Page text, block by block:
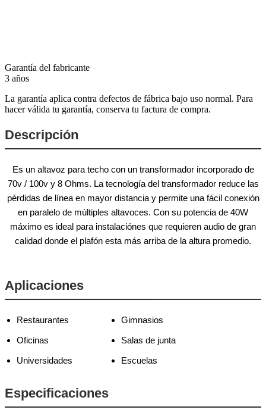
Garantía del fabricante
3 años
La garantía aplica contra defectos de fábrica bajo uso normal. Para
hacer válida tu garantía, conserva tu factura de compra.
Descripción
Es un altavoz para techo con un transformador incorporado de
70v / 100v y 8 Ohms. La tecnología del transformador reduce las
pérdidas de línea en mayor distancia y permite una fácil conexión
en paralelo de múltiples altavoces. Con su potencia de 40W
máximo es ideal para instalaciónes que requieren audio de gran
calidad donde el plafón esta más arriba de la altura promedio.
Aplicaciones
Restaurantes
Gimnasios
Oficinas
Salas de junta
Universidades
Escuelas
Especificaciones